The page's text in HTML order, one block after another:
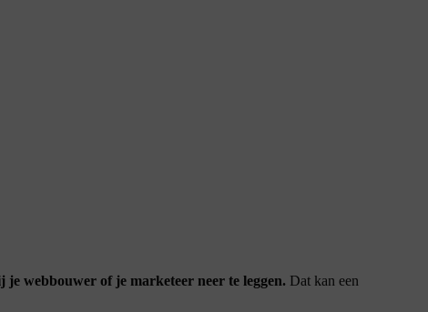
webbouwer of je marketeer neer te leggen. Dat kan een